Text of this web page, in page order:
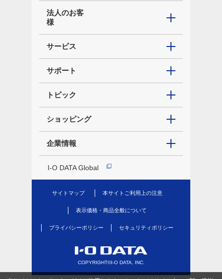
法人のお客
様
サービス
サポート
トピック
ショッピング
企業情報
I-O DATA Global
サイトマップ 本サイトご利用上の注意
表示価格・商品全般について
プライバシーポリシー セキュリティポリシー
COPYRIGHT©I-O DATA, INC.